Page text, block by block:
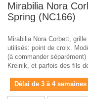
Mirabilia Nora
Spring (NC166)
Mirabilia Nora Corbett,
utilisés: point de croix.
(à commander
Kreinik, et parfois des fils
Délai de 3 à 4 semaines